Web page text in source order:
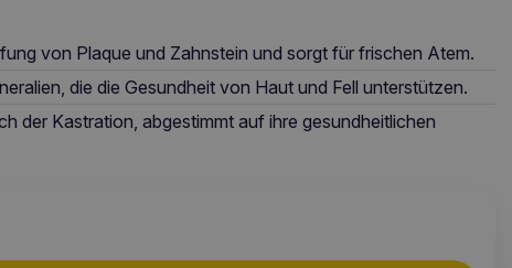
von Plaque und Zahnstein und sorgt für frischen Atem.
die die Gesundheit von Haut und Fell unterstützen.
der Kastration, abgestimmt auf ihre gesundheitlichen